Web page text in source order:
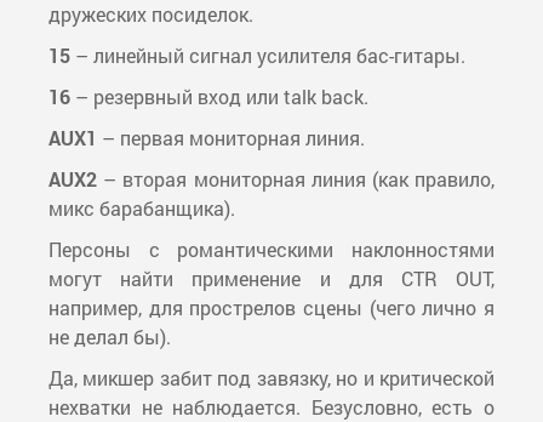
дружеских посиделок.
15 – линейный сигнал усилителя бас-гитары.
16 – резервный вход или talk back.
AUX1 – первая мониторная линия.
AUX2 – вторая мониторная линия (как правило,
микс барабанщика).
Персоны с романтическими наклонностями
могут найти применение и для CTR OUT,
например, для прострелов сцены (чего лично я
не делал бы).
Да, микшер забит под завязку, но и критической
нехватки не наблюдается. Безусловно, есть о